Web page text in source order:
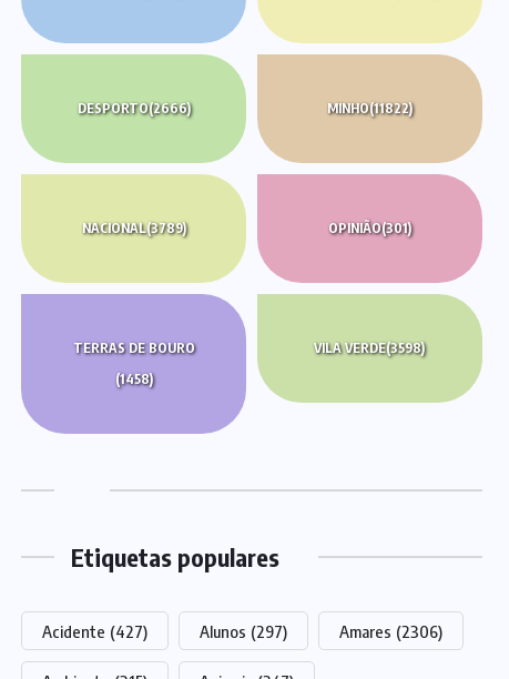
DESPORTO(2666) MINHO(11822)
NACIONAL(3789) OPINIÃO(301)
TERRAS DE BOURO
(1458)
VILA VERDE(3598)
Etiquetas populares
Acidente (427) Alunos (297) Amares (2306)